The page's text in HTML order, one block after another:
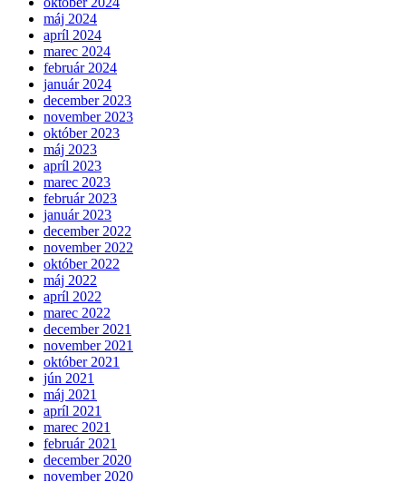
máj 2024
apríl 2024
marec 2024
február 2024
január 2024
december 2023
november 2023
október 2023
máj 2023
apríl 2023
marec 2023
február 2023
január 2023
december 2022
november 2022
október 2022
máj 2022
apríl 2022
marec 2022
december 2021
november 2021
október 2021
jún 2021
máj 2021
apríl 2021
marec 2021
február 2021
december 2020
november 2020